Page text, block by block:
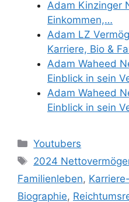
Adam Kinzinger
Einkommen,…
Adam LZ
Karriere, Bio &
Adam Waheed
Einblick in sein
Adam Waheed
Einblick in sein
Categories
Youtubers
Tags
2024
Familienleben,
Biographie,